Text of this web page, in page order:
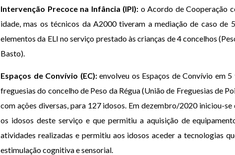
Intervenção Precoce na Infância (IPI): o Acordo de Cooperação
idade, mas os técnicos da A2000 tiveram a mediação de caso
elementos da ELI no serviço prestado às crianças de 4 concelhos
Basto).
Espaços de Convívio (EC):envolveu os Espaços de Convívio em
freguesias do concelho de Peso da Régua (União de Freguesias de
com ações diversas, para 127 idosos. Em dezembro/2020 iniciou-
os idosos deste serviço e que permitiu a aquisição de
atividades realizadas e permitiu aos idosos aceder a tecnologias
estimulação cognitiva e sensorial.